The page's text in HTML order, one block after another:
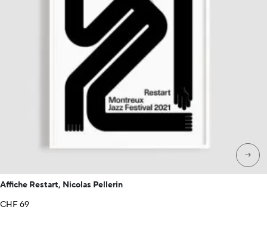
→
Affiche Restart, Nicolas Pellerin
CHF69